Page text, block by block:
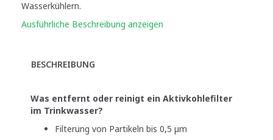
Wasserkühlern.
Ausführliche Beschreibung anzeigen
BESCHREIBUNG
Was entfernt oder reinigt ein Aktivkohlefilter
im Trinkwasser?
Filterung von Partikeln bis 0,5 µm